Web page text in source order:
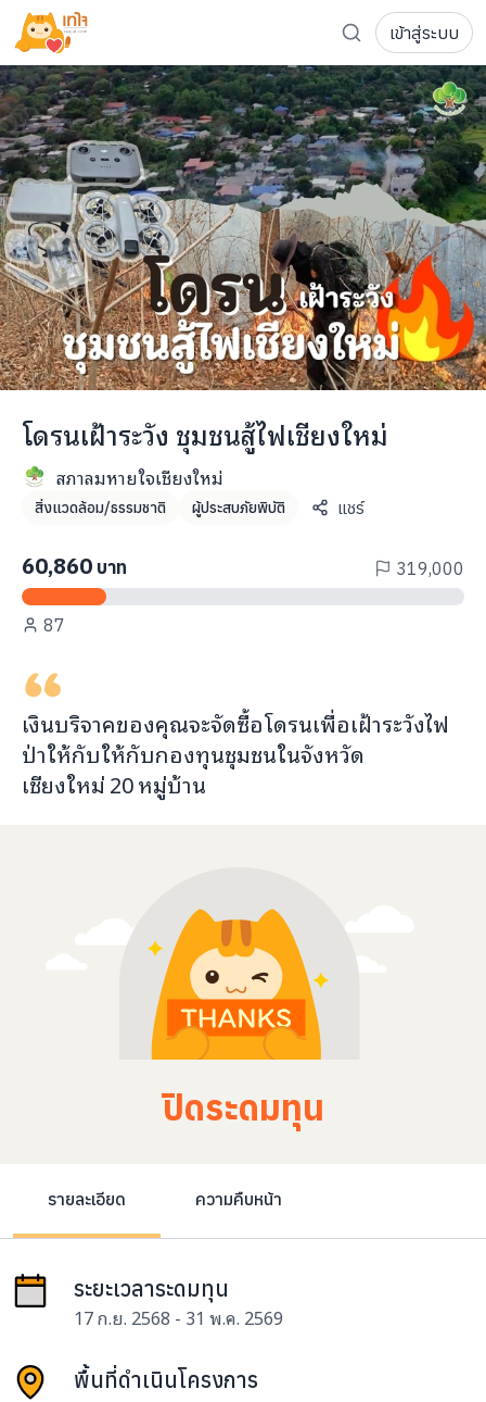
รู้จักเทใจ
โครงการ
เพจระดมทุน
เกี่ยวกับเรา
ความเคลื่อนไหว
ผู้บริจาค
การลดหย่อนภาษี
แฟนคลับศิลปิน
FAQ ผู้บริจาค
เจ้าของโครงการ
ส่งโครงการ
FAQ เจ้าของโครงการ
ติดต่อเรา
info@taejai.com
นโยบายความเป็นส่วนตัว
นโยบายการใช้งานคุกกี้
ภาษา:
เข้าสู่ระบบ
โดรนเฝ้าระวัง ชุมชนสู้ไฟเชียงใหม่
สภาลมหายใจเชียงใหม่
สิ่งแวดล้อม/ธรรมชาติ ผู้ประสบภัยพิบัติ แชร์
60,860 บาท 319,000
87
เงินบริจาคของคุณจะจัดซื้อโดรนเพื่อเฝ้าระวังไฟ
ป่าให้กับให้กับกองทุนชุมชนในจังหวัด
เชียงใหม่20หมู่บ้าน
ปิดระดมทุน
รายละเอียด ความคืบหน้า
ระยะเวลาระดมทุน
17 ก.ย. 2568 - 31 พ.ค. 2569
พื้นที่ดำเนินโครงการ